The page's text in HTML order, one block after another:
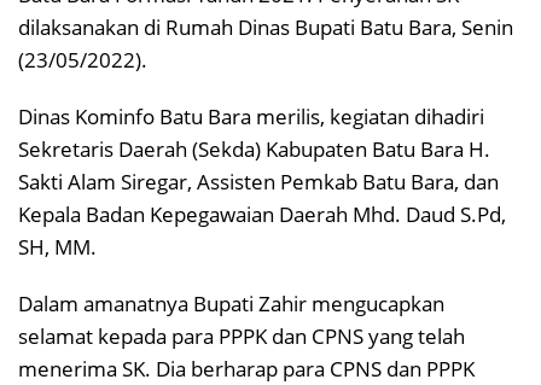
dilaksanakan di Rumah Dinas Bupati Batu Bara, Senin
(23/05/2022).
Dinas Kominfo Batu Bara merilis, kegiatan dihadiri
Sekretaris Daerah (Sekda) Kabupaten Batu Bara H.
Sakti Alam Siregar, Assisten Pemkab Batu Bara, dan
Kepala Badan Kepegawaian Daerah Mhd. Daud S.Pd,
SH, MM.
Dalam amanatnya Bupati Zahir mengucapkan
selamat kepada para PPPK dan CPNS yang telah
menerima SK. Dia berharap para CPNS dan PPPK